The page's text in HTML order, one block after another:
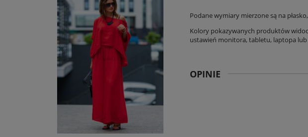
Podane wymiary mierzone są na
Kolory pokazywanych produktów
ustawień monitora, tabletu, laptopa
OPINIE